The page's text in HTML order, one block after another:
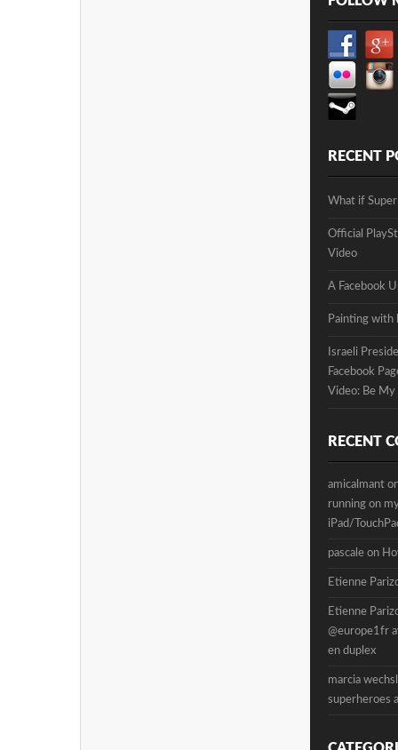
RECENT
What if
Official
Video
A Facebook
Painting with
Israeli
Facebook
Video: Be My
RECENT
amicalmant
running on
iPad/
pascale on
Etienne
Etienne
@europe1fr
en duplex
marcia
superheroes